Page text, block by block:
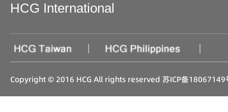
HCG International
| |
Copyright © 2016 HCG All rights reserved 苏ICP备